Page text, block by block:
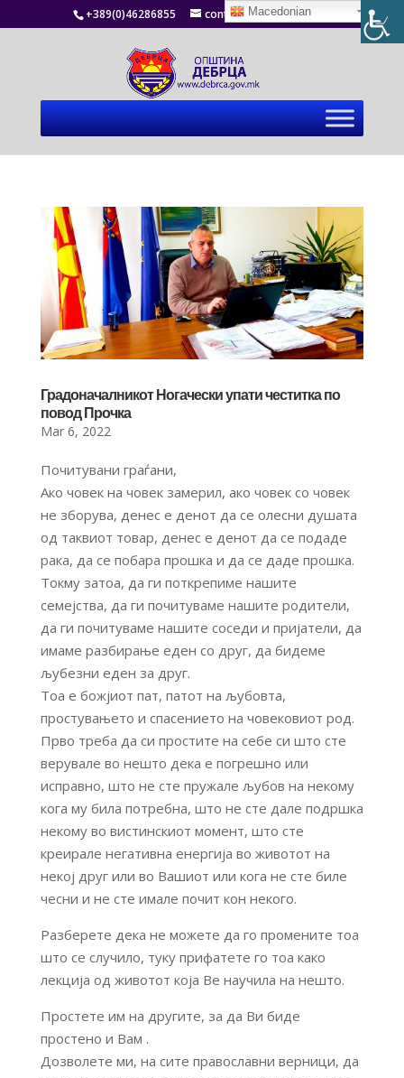
+389(0)46286855 contact@debrca.gov.mk
Градоначалникот Ногачески упати честитка по
повод Прочка
Mar 6, 2022
Почитувани граѓани,
Ако човек на човек замерил, ако човек со човек
не зборува, денес е денот да се олесни душата
од таквиот товар, денес е денот да се подаде
рака, да се побара прошка и да се даде прошка.
Токму затоа, да ги поткрепиме нашите
семејства, да ги почитуваме нашите родители,
да ги почитуваме нашите соседи и пријатели, да
имаме разбирање еден со друг, да бидеме
љубезни еден за друг.
Тоа е божјиот пат, патот на љубовта,
простувањето и спасението на човековиот род.
Прво треба да си простите на себе си што сте
верувале во нешто дека е погрешно или
исправно, што не сте пружале љубов на некому
кога му била потребна, што не сте дале подршка
некому во вистинскиот момент, што сте
креирале негативна енергија во животот на
некој друг или во Вашиот или кога не сте биле
чесни и не сте имале почит кон некого.
Разберете дека не можете да го промените тоа
што се случило, туку прифатете го тоа како
лекција од животот која Ве научила на нешто.
Простете им на другите, за да Ви биде
простено и Вам .
Дозволете ми, на сите православни верници, да
Macedonian